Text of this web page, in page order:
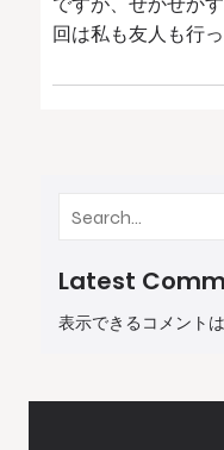
回は私も友人も行
Latest
表示できるコメント